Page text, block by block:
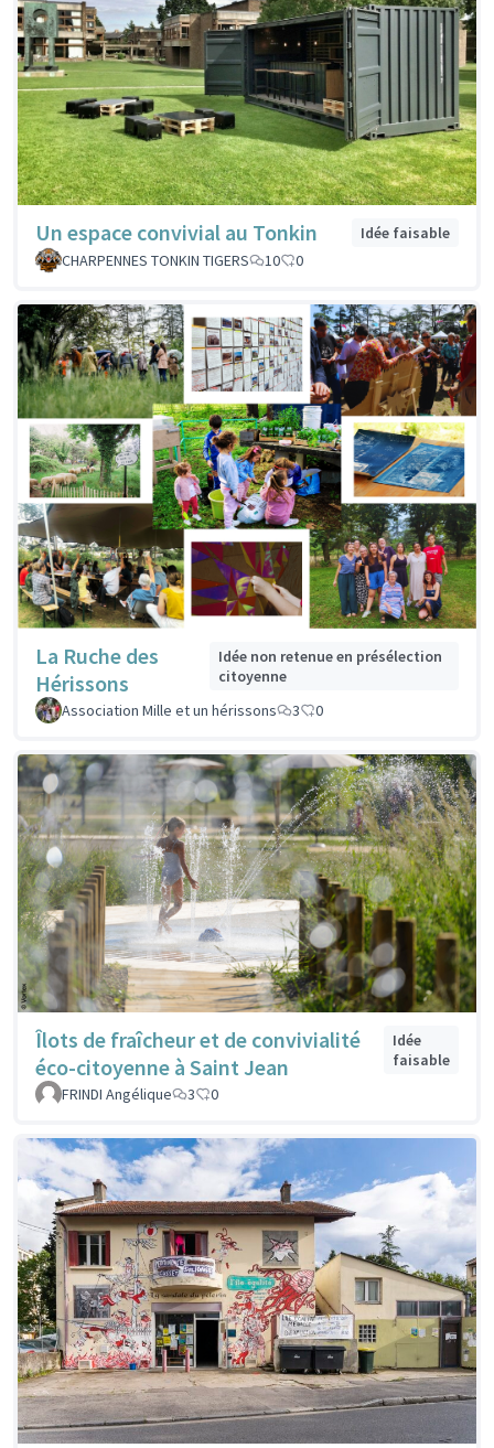
Un espace convivial au Tonkin
Idée faisable
CHARPENNES TONKIN TIGERS
10 0
La Ruche des
Hérissons
Idée non retenue en présélection
citoyenne
Association Mille et un hérissons
3 0
Îlots de fraîcheur et de convivialité
éco-citoyenne à Saint Jean
Idée
faisable
FRINDI Angélique
3 0